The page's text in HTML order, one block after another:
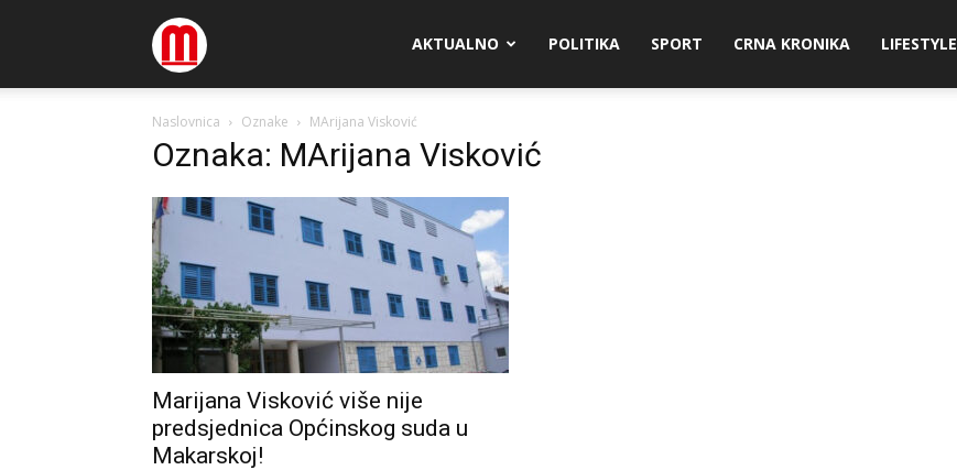
Megamedia AKTUALNO POLITIKA SPORT CRNA KRONIKA LIFESTYLE
Naslovnica Oznake MArijana Visković
Oznaka: MArijana Visković
Marijana Visković više nije
predsjednica Općinskog suda u
Makarskoj!